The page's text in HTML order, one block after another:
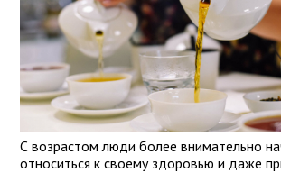
С возрастом люди более внимательно
относиться к своему здоровью и даже